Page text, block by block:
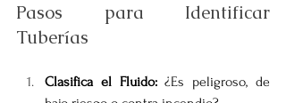
Pasos para Identificar
Tuberías
Clasifica el Fluido: ¿Es peligroso, de